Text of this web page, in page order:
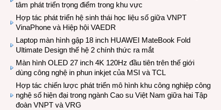
tâm phát triển trọng điểm trong khu vực
Hợp tác phát triển hệ sinh thái học liệu số giữa VNPT
VinaPhone và Hiệp hội VAEDR
Laptop màn hình gập 18 inch HUAWEI MateBook Fold
Ultimate Design thế hệ 2 chính thức ra mắt
Màn hình OLED 27 inch 4K 120Hz đầu tiên trên thế giới
dùng công nghệ in phun inkjet của MSI và TCL
Hợp tác chiến lược phát triển mô hình khu công nghiệp công
nghệ số hiện đại trong ngành Cao su Việt Nam giữa hai Tập
đoàn VNPT và VRG